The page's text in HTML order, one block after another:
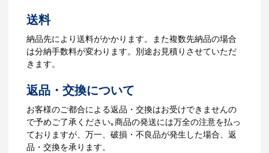
4.納品
【名入れをする場合】データのご入稿後
３週間程度で納品となります。
【名入れなしの場合】在庫がある場合、3
～5営業日程度で納品となります。
ご利用ガイドをもっとみる
送料
納品先により送料がかかります。また複数先納品の場合
は分納手数料が変わります。別途お見積りさせていただ
きます。
返品・交換について
お客様のご都合による返品・交換はお受けできませんの
で予めご了承ください｡商品の発送には万全の注意を払っ
ておりますが、万一、破損・不良品が発生した場合、返
品・交換を承ります。